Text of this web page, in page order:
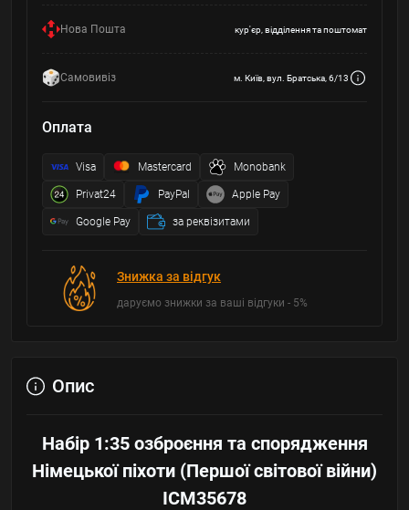
Нова Пошта кур'єр, відділення та поштомат
Самовивіз м. Київ, вул. Братська, 6/13
Оплата
Visa Mastercard Monobank
Privat24 PayPal Apple Pay
Google Pay за реквізитами
Знижка за відгук
даруємо знижки за ваші відгуки - 5%
Опис
Набір 1:35 озброєння та спорядження
Німецької піхоти (Першої світової війни)
ICM35678